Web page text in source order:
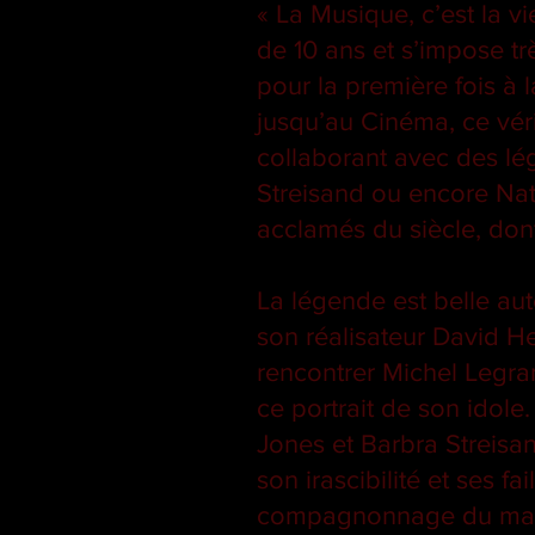
« La Musique, c’est la
de 10 ans et s’impose
pour la première fois à
jusqu’au Cinéma, ce
collaborant avec des
Streisand ou encore
acclamés du siècle,
La légende est belle
son réalisateur David
rencontrer Michel
ce portrait de son
Jones et Barbra
son irascibilité et ses
compagnonnage du